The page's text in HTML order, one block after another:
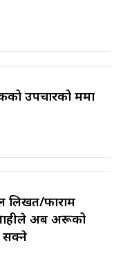
उपचारको क्रममा
लिखत/फाराम
अब अरूको
सक्ने